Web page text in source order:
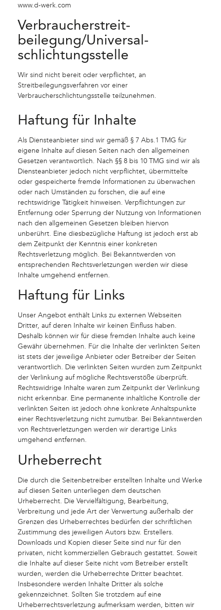
www.d-werk.com
Verbraucher­streit­
beilegung/Universal­
schlichtungs­stelle
Wir sind nicht bereit oder verpflichtet, an
Streitbeilegungsverfahren vor einer
Verbraucherschlichtungsstelle teilzunehmen.
Haftung für Inhalte
Als Diensteanbieter sind wir gemäß § 7 Abs.1 TMG für
eigene Inhalte auf diesen Seiten nach den allgemeinen
Gesetzen verantwortlich. Nach §§ 8 bis 10 TMG sind wir als
Diensteanbieter jedoch nicht verpflichtet, übermittelte
oder gespeicherte fremde Informationen zu überwachen
oder nach Umständen zu forschen, die auf eine
rechtswidrige Tätigkeit hinweisen. Verpflichtungen zur
Entfernung oder Sperrung der Nutzung von Informationen
nach den allgemeinen Gesetzen bleiben hiervon
unberührt. Eine diesbezügliche Haftung ist jedoch erst ab
dem Zeitpunkt der Kenntnis einer konkreten
Rechtsverletzung möglich. Bei Bekanntwerden von
entsprechenden Rechtsverletzungen werden wir diese
Inhalte umgehend entfernen.
Haftung für Links
Unser Angebot enthält Links zu externen Webseiten
Dritter, auf deren Inhalte wir keinen Einfluss haben.
Deshalb können wir für diese fremden Inhalte auch keine
Gewähr übernehmen. Für die Inhalte der verlinkten Seiten
ist stets der jeweilige Anbieter oder Betreiber der Seiten
verantwortlich. Die verlinkten Seiten wurden zum Zeitpunkt
der Verlinkung auf mögliche Rechtsverstöße überprüft.
Rechtswidrige Inhalte waren zum Zeitpunkt der Verlinkung
nicht erkennbar. Eine permanente inhaltliche Kontrolle der
verlinkten Seiten ist jedoch ohne konkrete Anhaltspunkte
einer Rechtsverletzung nicht zumutbar. Bei Bekanntwerden
von Rechtsverletzungen werden wir derartige Links
umgehend entfernen.
Urheberrecht
Die durch die Seitenbetreiber erstellten Inhalte und Werke
auf diesen Seiten unterliegen dem deutschen
Urheberrecht. Die Vervielfältigung, Bearbeitung,
Verbreitung und jede Art der Verwertung außerhalb der
Grenzen des Urheberrechtes bedürfen der schriftlichen
Zustimmung des jeweiligen Autors bzw. Erstellers.
Downloads und Kopien dieser Seite sind nur für den
privaten, nicht kommerziellen Gebrauch gestattet. Soweit
die Inhalte auf dieser Seite nicht vom Betreiber erstellt
wurden, werden die Urheberrechte Dritter beachtet.
Insbesondere werden Inhalte Dritter als solche
gekennzeichnet. Sollten Sie trotzdem auf eine
Urheberrechtsverletzung aufmerksam werden, bitten wir